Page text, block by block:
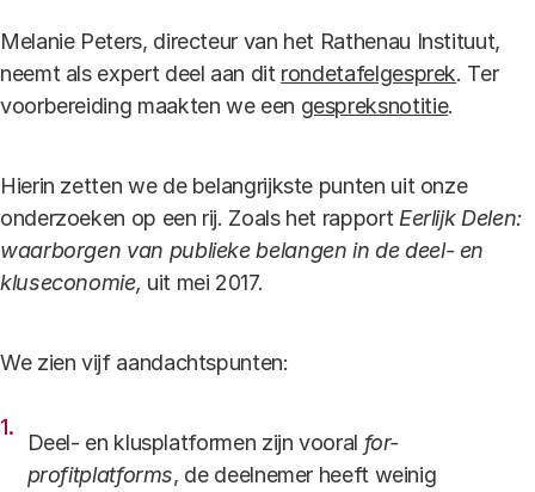
Melanie Peters, directeur van het Rathenau Instituut,
neemt als expert deel aan dit rondetafelgesprek. Ter
voorbereiding maakten we een gespreksnotitie.
Hierin zetten we de belangrijkste punten uit onze
onderzoeken op een rij. Zoals het rapport Eerlijk Delen:
waarborgen van publieke belangen in de deel- en
kluseconomie, uit mei 2017.
We zien vijf aandachtspunten:
Deel- en klusplatformen zijn vooral for-
profitplatforms, de deelnemer heeft weinig